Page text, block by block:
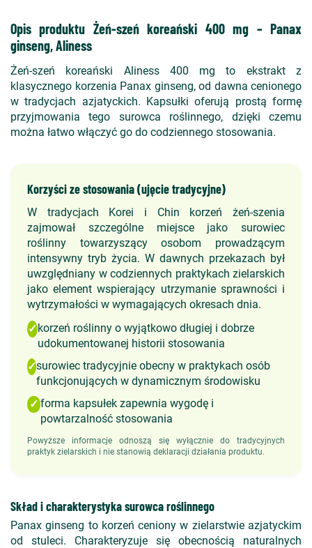
Opis produktu Żeń-szeń koreański 400 mg – Panax
ginseng, Aliness
Żeń-szeń koreański Aliness 400 mg to ekstrakt z
klasycznego korzenia Panax ginseng, od dawna cenionego
w tradycjach azjatyckich. Kapsułki oferują prostą formę
przyjmowania tego surowca roślinnego, dzięki czemu
można łatwo włączyć go do codziennego stosowania.
Korzyści ze stosowania (ujęcie tradycyjne)
W tradycjach Korei i Chin korzeń żeń-szenia
zajmował szczególne miejsce jako surowiec
roślinny towarzyszący osobom prowadzącym
intensywny tryb życia. W dawnych przekazach był
uwzględniany w codziennych praktykach zielarskich
jako element wspierający utrzymanie sprawności i
wytrzymałości w wymagających okresach dnia.
✓korzeń roślinny o wyjątkowo długiej i dobrze
udokumentowanej historii stosowania
✓surowiec tradycyjnie obecny w praktykach osób
funkcjonujących w dynamicznym środowisku
✓ forma kapsułek zapewnia wygodę i
powtarzalność stosowania
Powyższe informacje odnoszą się wyłącznie do tradycyjnych
praktyk zielarskich i nie stanowią deklaracji działania produktu.
Skład i charakterystyka surowca roślinnego
Panax ginseng to korzeń ceniony w zielarstwie azjatyckim
od stuleci. Charakteryzuje się obecnością naturalnych